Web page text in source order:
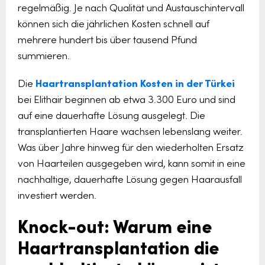
regelmäßig. Je nach Qualität und Austauschintervall
können sich die jährlichen Kosten schnell auf
mehrere hundert bis über tausend Pfund
summieren.
Die Haartransplantation Kosten in der Türkei
bei Elithair beginnen ab etwa 3.300 Euro und sind
auf eine dauerhafte Lösung ausgelegt. Die
transplantierten Haare wachsen lebenslang weiter.
Was über Jahre hinweg für den wiederholten Ersatz
von Haarteilen ausgegeben wird, kann somit in eine
nachhaltige, dauerhafte Lösung gegen Haarausfall
investiert werden.
Knock-out: Warum eine
Haartransplantation die